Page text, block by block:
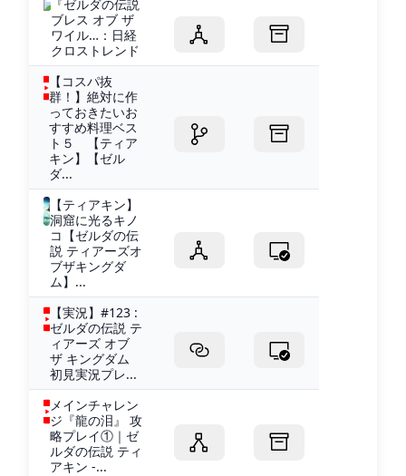
『ゼルダの伝説
ブレス オブ ザ
ワイル…：日経
クロストレンド
【コスパ抜
群！】絶対に作
っておきたいお
すすめ料理ベス
ト５ 【ティア
キン】【ゼル
ダ...
【ティアキン】
洞窟に光るキノ
コ【ゼルダの伝
説 ティアーズオ
ブザキングダ
ム】...
【実況】#123 :
ゼルダの伝説 テ
ィアーズ オブ
ザ キングダム
初見実況プレ...
メインチャレン
ジ『龍の泪』 攻
略プレイ①｜ゼ
ルダの伝説 ティ
アキン -...